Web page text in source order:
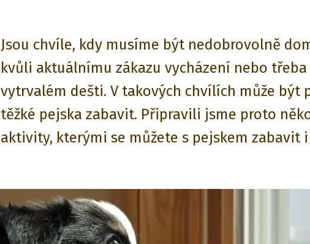
Jsou chvíle, kdy musíme být nedobrovolně
kvůli aktuálnímu zákazu vycházení nebo
vytrvalém dešti. V takových chvílích může být
těžké pejska zabavit. Připravili jsme proto
aktivity, kterými se můžete s pejskem zabavit